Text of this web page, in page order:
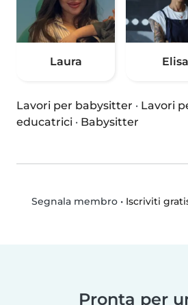
Laura Elisa
Lavori per babysitter · Lavori
educatrici · Babysitter
Segnala membro• Iscriviti
Pronta per